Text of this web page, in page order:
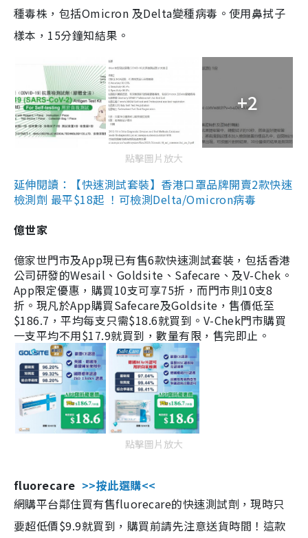
種毒株，包括Omicron 及Delta變種病毒。使用鼻拭子
樣本，15分鐘知結果。
+2
點擊圖片放大
延伸閱讀：【快速測試套裝】香港口罩品牌開賣2款快速
檢測劑 最平$18起 ！可檢測Delta/Omicron病毒
億世家
億家世門市及App現已有售6款快速測試套裝，包括香港
公司研發的Wesail、Goldsite、Safecare、及V-Chek。
App限定優惠，購買10支可享75折，而門市則10支8
折。現凡於App購買Safecare及Goldsite，售價低至
$186.7，平均每支只需$18.6就買到。V-Chek門市購買
一支平均不用$17.9就買到，數量有限，售完即止。
點擊圖片放大
fluorecare >>按此選購<<
網購平台鄰住買有售fluorecare的快速測試劑，現時只
要超低價$9.9就買到，購買前請先注意送貨時間！這款